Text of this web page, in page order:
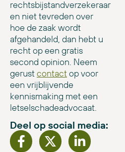
rechtsbijstandverzekeraar
en niet tevreden over
hoe de zaak wordt
afgehandeld, dan hebt u
recht op een gratis
second opinion. Neem
gerustcontactop voor
een vrijblijvende
kennismaking met een
letselschadeadvocaat.
Deel op social media: